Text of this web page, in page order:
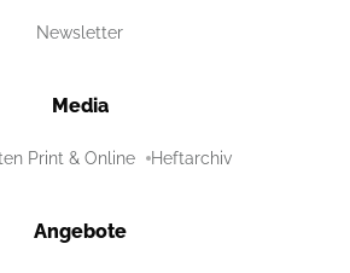
Newsletter
Media
Print & Online Heftarchiv
Angebote